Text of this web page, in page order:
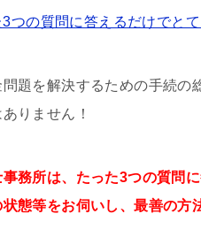
3つの質問に答えるだけでと
題を解決するための手続
りません！
務所は、 たった3つの質問
態等をお伺いし、最善の方